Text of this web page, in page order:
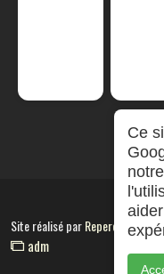
Site réalisé parRepereCom
adm
Ce